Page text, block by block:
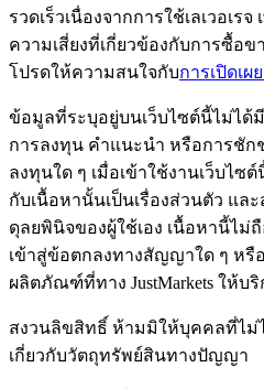
รวดเร็วเนื่องจากการใช้เลเวอเร
ความเสี่ยงที่เกี่ยวข้องกับการซื้อ
โปรดให้ความสนใจกับการเปิดเผ
ข้อมูลที่ระบุอยู่บนเว็บไซต์นี้ไม่ไ
การลงทุน คำแนะนำ หรือการชัก
ลงทุนใด ๆ เมื่อเข้าใช้งานเว็บไซ
กับเนื้อหานั้นเป็นเรื่องส่วนตัว แล
ดุลยพินิจของผู้ใช้เอง เนื้อหานี้ไม่
เข้าสู่ข้อตกลงทางสัญญาใด ๆ หรื
ผลิตภัณฑ์ที่ทาง JustMarkets ให้บริ
สงวนลิขสิทธิ์ ห้ามมิให้บุคคลที่ไม่
เกี่ยวกับวัตถุทรัพย์สินทางปัญญา